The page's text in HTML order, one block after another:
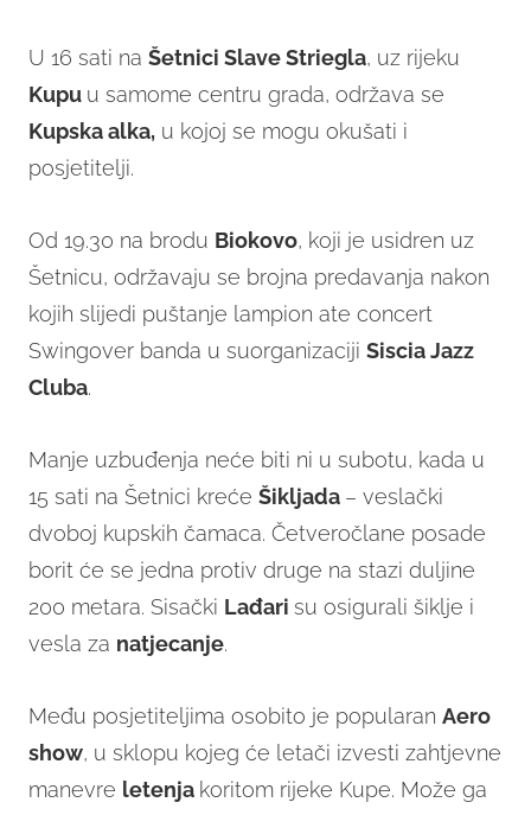
U 16 sati na Šetnici Slave Striegla, uz rijeku
Kupu u samome centru grada, održava se
Kupska alka, u kojoj se mogu okušati i
posjetitelji.
Od 19.30 na brodu Biokovo, koji je usidren uz
Šetnicu, održavaju se brojna predavanja nakon
kojih slijedi puštanje lampion ate concert
Swingover banda u suorganizaciji Siscia Jazz
Cluba.
Manje uzbuđenja neće biti ni u subotu, kada u
15 sati na Šetnici kreće Šikljada – veslački
dvoboj kupskih čamaca. Četveročlane posade
borit će se jedna protiv druge na stazi duljine
200 metara. Sisački Lađari su osigurali šiklje i
vesla za natjecanje.
Među posjetiteljima osobito je popularan Aero
show, u sklopu kojeg će letači izvesti zahtjevne
manevre letenja koritom rijeke Kupe. Može ga